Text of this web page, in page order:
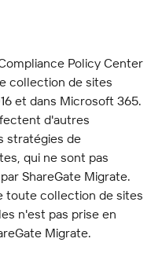
Policy Center
collection de sites
et dans Microsoft 365.
d'autres
stratégies de
qui ne sont pas
ShareGate Migrate.
toute collection de sites
n'est pas prise en
Migrate.